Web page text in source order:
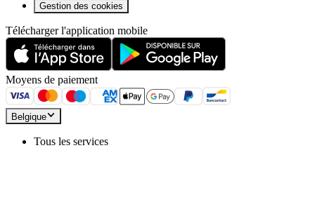
Gestion des cookies
Télécharger l'application mobile
Moyens de paiement
Belgique
Tous les services